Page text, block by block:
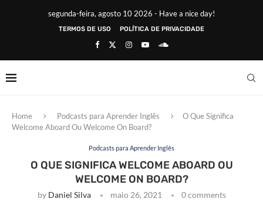
segunda-feira, agosto 10 2026 - Have a nice day!
TERMOS DE USO POLÍTICA DE PRIVACIDADE
Home Podcasts para Aprender Inglês
O Que Significa
Welcome Aboard Ou Welcome On Board?
Podcasts para Aprender Inglês
O QUE SIGNIFICA WELCOME ABOARD OU
WELCOME ON BOARD?
by Daniel Silva maio 26, 2021 0 comments